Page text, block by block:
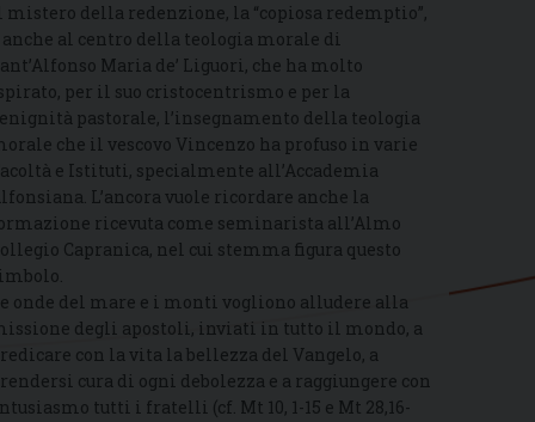
mistero della redenzione, la “copiosa redemptio”,
anche al centro della teologia morale di
Maria de’ Liguori, che ha molto
per il suo cristocentrismo e per la
pastorale, l’insegnamento della teologia
che il vescovo Vincenzo ha profuso in varie
e Istituti, specialmente all’Accademia
L’ancora vuole ricordare anche la
ricevuta come seminarista all’Almo
Capranica, nel cui stemma figura questo
onde del mare e i monti vogliono alludere alla
degli apostoli, inviati in tutto il mondo, a
con la vita la bellezza del Vangelo, a
cura di ogni debolezza e a raggiungere con
tutti i fratelli (cf. Mt 10, 1-15 e Mt 28,16-